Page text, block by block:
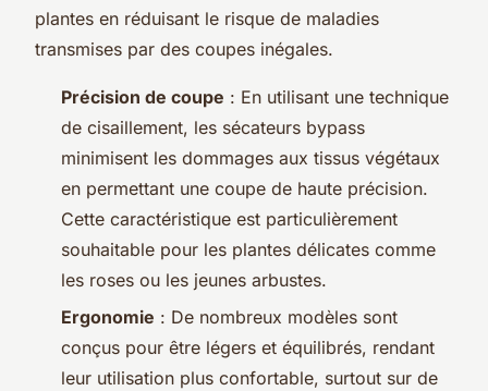
plantes en réduisant le risque de maladies
transmises par des coupes inégales.
Précision de coupe : En utilisant une technique
de cisaillement, les sécateurs bypass
minimisent les dommages aux tissus végétaux
en permettant une coupe de haute précision.
Cette caractéristique est particulièrement
souhaitable pour les plantes délicates comme
les roses ou les jeunes arbustes.
Ergonomie : De nombreux modèles sont
conçus pour être légers et équilibrés, rendant
leur utilisation plus confortable, surtout sur de